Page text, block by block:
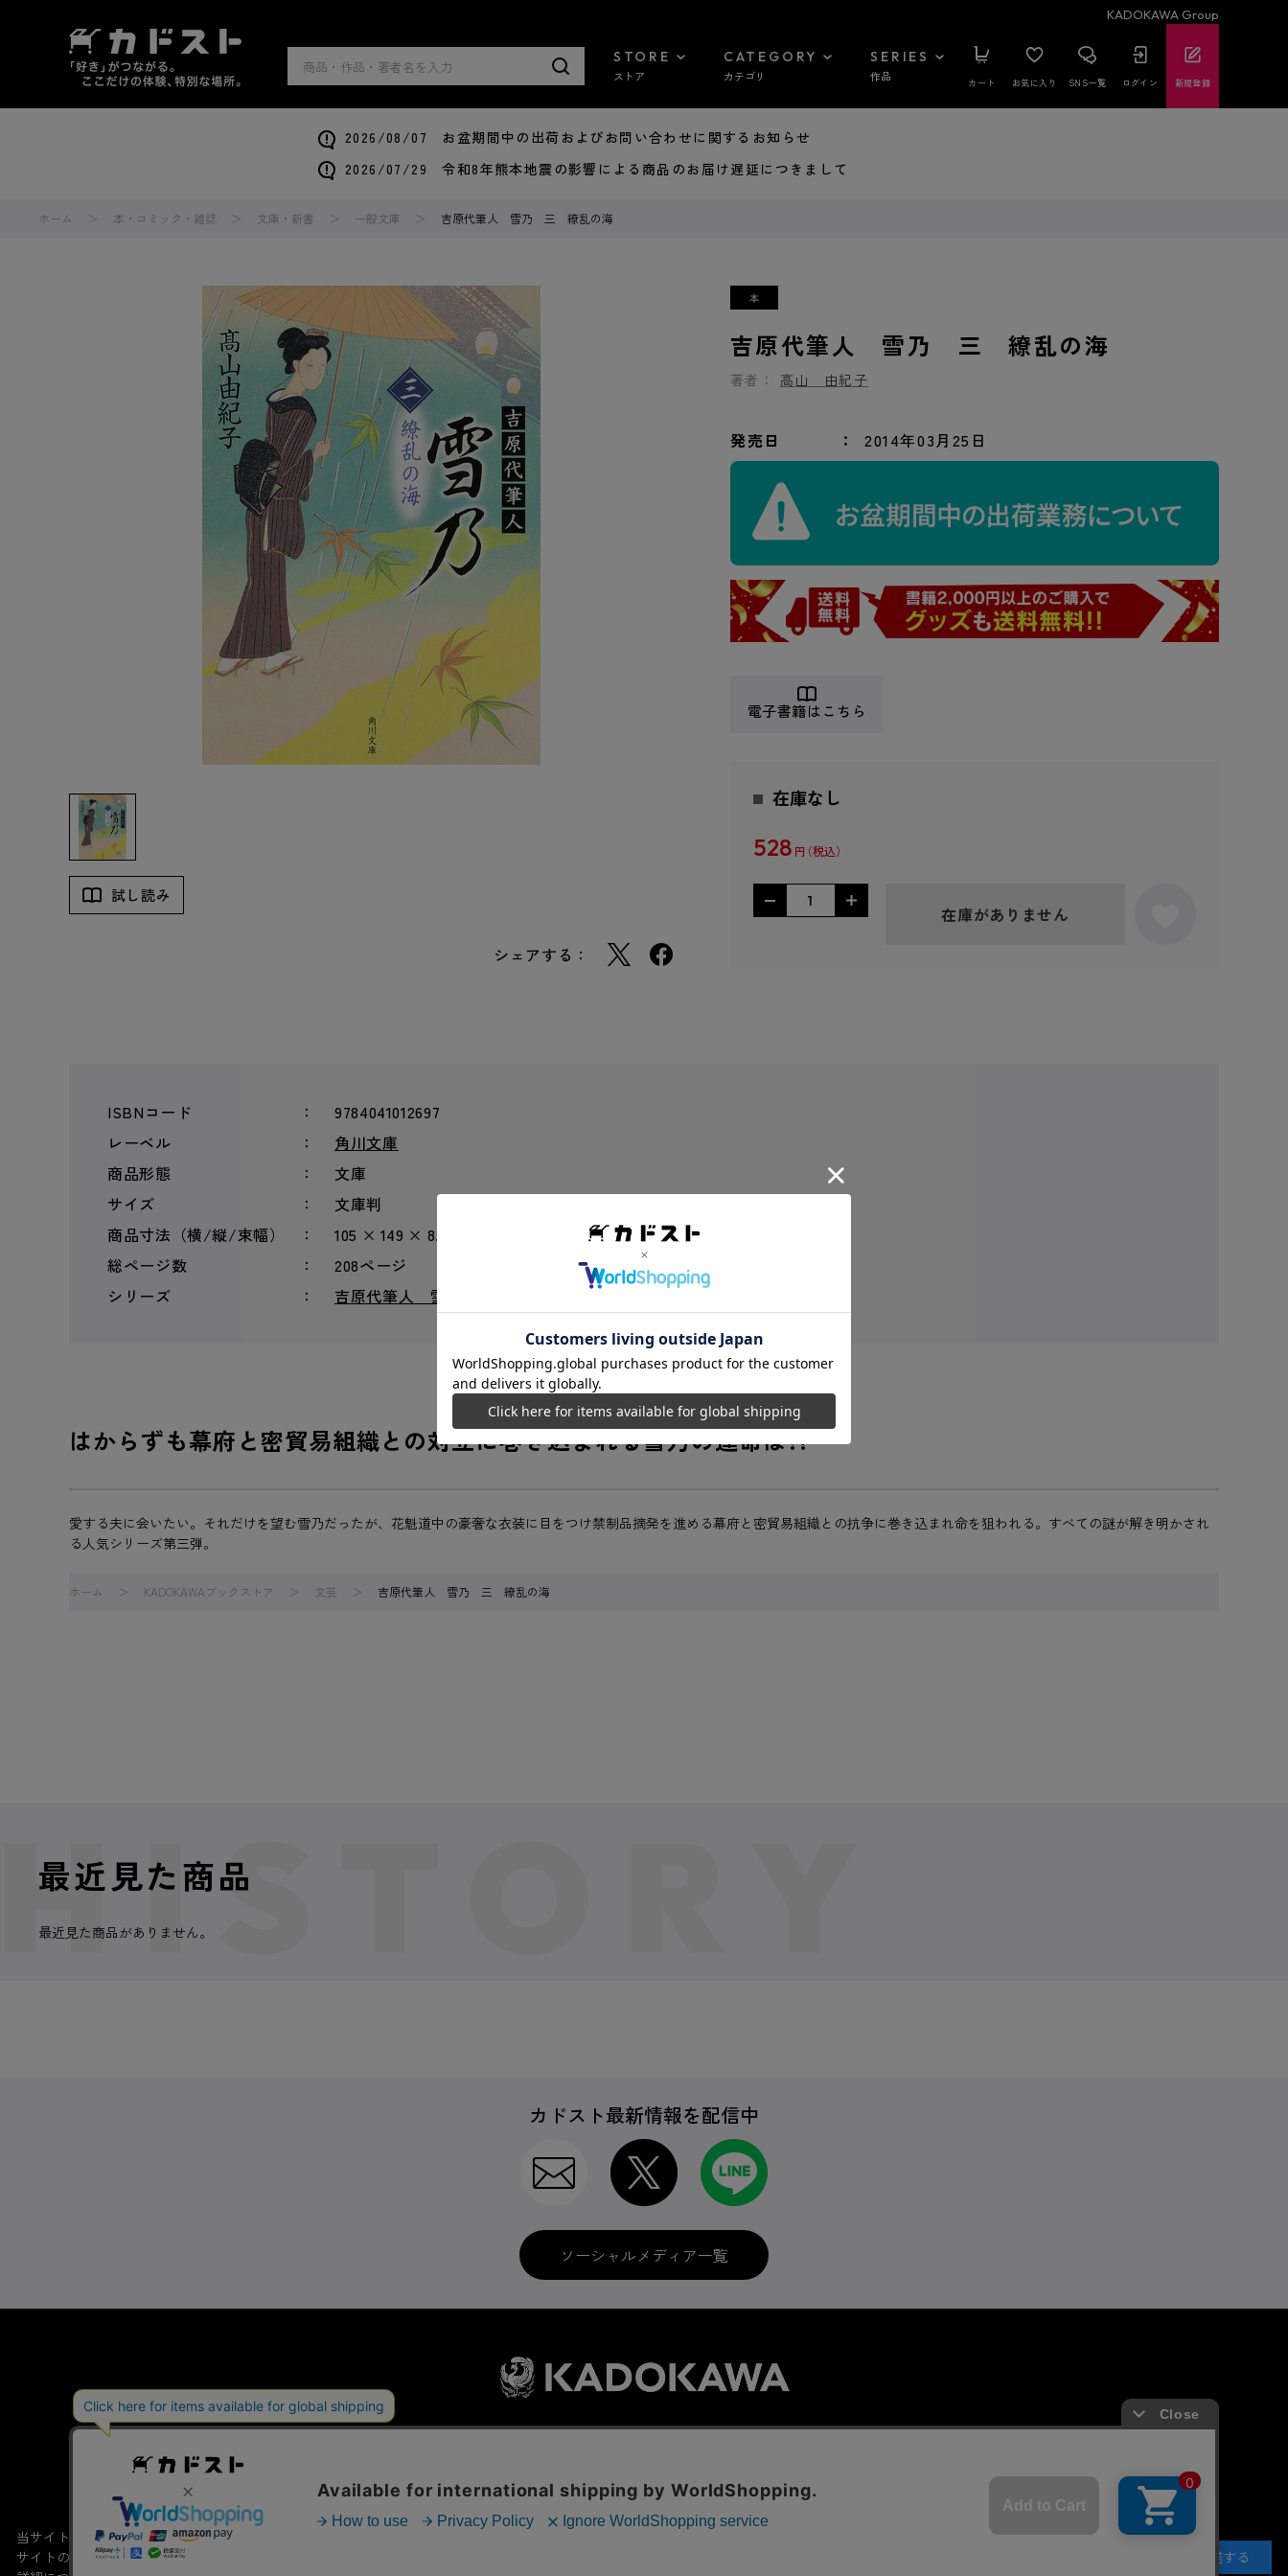
KADOKAWA Group
STORE
ストア
CATEGORY
カテゴリ
SERIES
作品 カート お気に入り SNS一覧 ログイン 新規登録
2026/08/07 お盆期間中の出荷およびお問い合わせに関するお知らせ
2026/07/29 令和8年熊本地震の影響による商品のお届け遅延につきまして
ホーム 本・コミック・雑誌 文庫・新書 一般文庫 吉原代筆人 雪乃 三 繚乱の海
試し読み
シェアする：
吉原代筆人 雪乃 三 繚乱の海
著者： 高山 由紀子
発売日 2014年03月25日
電子書籍はこちら
在庫なし
528 円
在庫がありません
ISBNコード
9784041012697
レーベル
角川文庫
商品形態
文庫
サイズ
文庫判
商品寸法（横/縦/束幅）
105 × 149 × 8.5 mm
総ページ数
208ページ
シリーズ
吉原代筆人 雪乃
はからずも幕府と密貿易組織との対立に巻き込まれる雪乃の運命は?!
愛する夫に会いたい。それだけを望む雪乃だったが、花魁道中の豪奢な衣装に目をつけ禁制品摘発を進める幕府と密貿易組織との抗争に巻き込まれ命を狙われる。すべての謎が解き明かされ
る人気シリーズ第三弾。
ホーム KADOKAWAブックストア 文芸 吉原代筆人 雪乃 三 繚乱の海
最近見た商品
最近見た商品がありません。
カドスト最新情報を配信中
ソーシャルメディア一覧
特定商取引法に関する表示
プライバシーポリシー International Shipping
当サイトでは利用体験の向上およびコンテンツの最適な提供、トラフィックの分析を目的としてCookieを使用しています。
サイトの閲覧を継続された場合、Cookieの利用に同意したことものといたします。
承諾する